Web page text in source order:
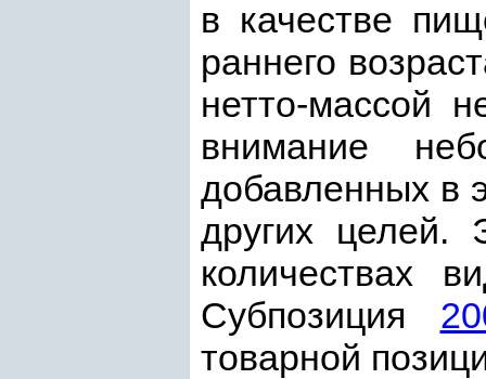
в качестве
раннего
нетто-массой
внимание
добавленных в
других целей.
количествах
Субпозиция
товарной